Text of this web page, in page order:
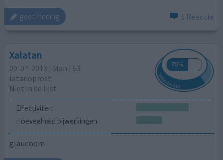
geef mening 1 Reactie
Xalatan
09-07-2013 | Man | 53
latanoprost
Niet in de lijst
Effectiviteit
Hoeveelheid bijwerkingen
glaucoom